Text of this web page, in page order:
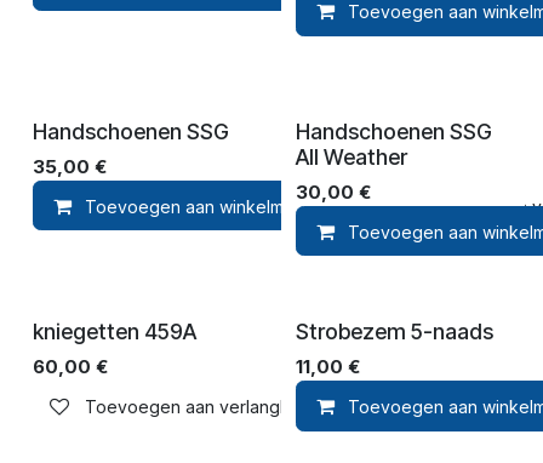
Toevoegen aan
Handschoenen SSG
35,00 €
Toevoegen aan winkelmandje Toevoegen aan
Handschoenen SSG
All Weather
30,00 €
Toevoegen aan
kniegetten 459A
60,00 €
Toevoegen aan verlanglijst
Strobezem 5-naads
11,00 €
Toevoegen aan